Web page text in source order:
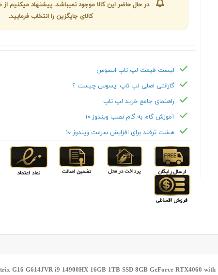
در حال حاضر این کالا موجود نمیباشد. پیشنهاد میکنیم
کالای جایگزین را انتخاب فرمایید.
لیست قیمت لپ تاپ ایسوس
گارانتی اصلی لپ تاپ ایسوس چیست ؟
راهنمای جامع خرید لپ تاپ
آموزش گام به گام نصب ویندوز ۱۰
هشت ترفند برای افزایش سرعت ویندوز ۱۰